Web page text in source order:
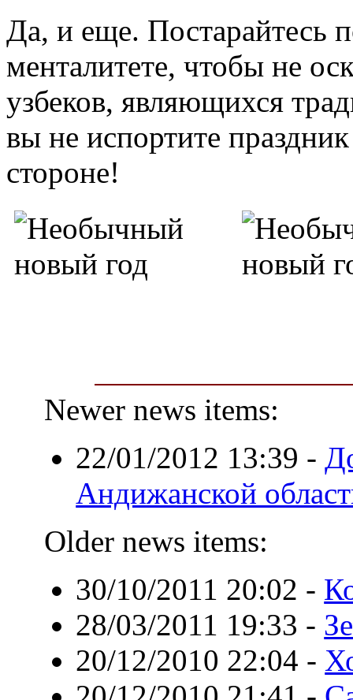
Да, и еще. Постарайтесь
менталитете, чтобы не
узбеков, являющихся
вы не испортите
стороне!
Newer news items:
22/01/2012 13:39 -
Андижанской
Older news items:
30/10/2011 20:02 -
28/03/2011 19:33 -
20/12/2010 22:04 -